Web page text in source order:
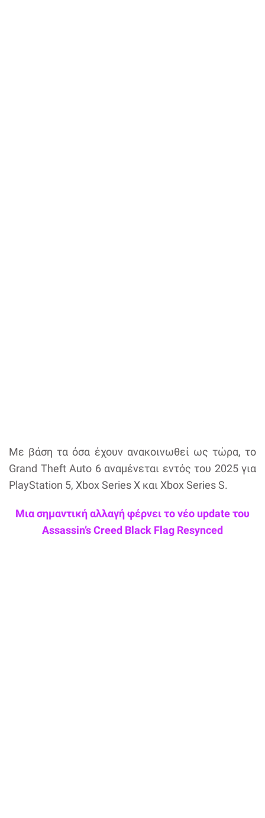
Με βάση τα όσα έχουν ανακοινωθεί ως τώρα, το
Grand Theft Auto 6 αναμένεται εντός του 2025 για
PlayStation 5, Xbox Series X και Xbox Series S.
Μια σημαντική αλλαγή φέρνει το νέο update του
Assassin’s Creed Black Flag Resynced